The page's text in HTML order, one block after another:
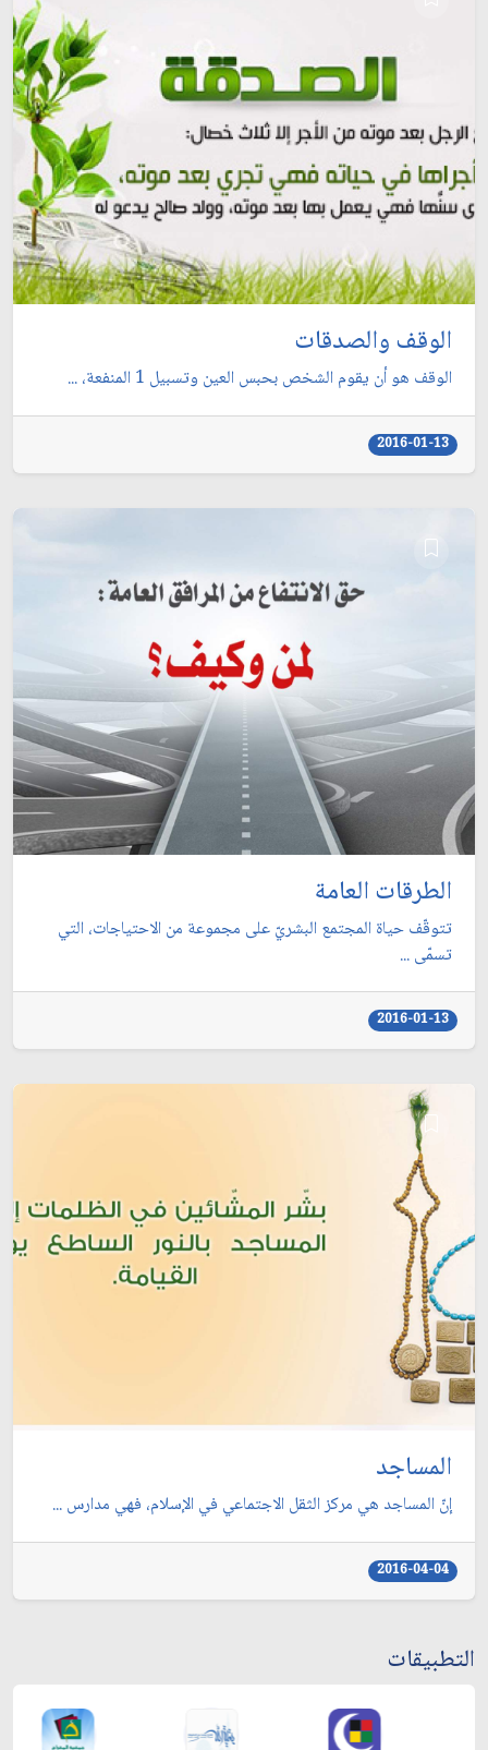
الوقف والصدقات
الوقف هو أن يقوم الشخص بحبس العين وتسبيل 1 المنفعة، ...
2016-01-13
الطرقات العامة
تتوقّف حياة المجتمع البشريّ على مجموعة من الاحتياجات، التي
تسمّى ...
2016-01-13
المساجد
إنّ المساجد هي مركز الثقل الاجتماعي في الإسلام، فهي مدارس ...
2016-04-04
التطبيقات